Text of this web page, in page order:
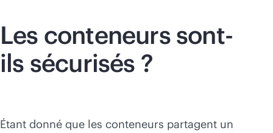
Les conteneurs sont-
ils sécurisés ?
Étant donné que les conteneurs partagent un